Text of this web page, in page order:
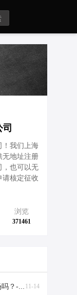
！我们上海
无地址注册
，也可以无
请核定征收
浏览
371461
11-14
到场吗？